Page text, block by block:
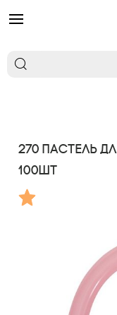
270 Пастель
100шт